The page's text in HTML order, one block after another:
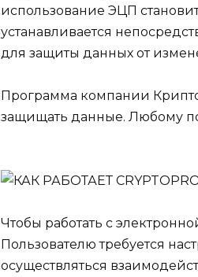
использование ЭЦП
устанавливается
для защиты данных от
Программа компании
защищать данные. Любому
Чтобы работать с
Пользователю требуется
осуществляться